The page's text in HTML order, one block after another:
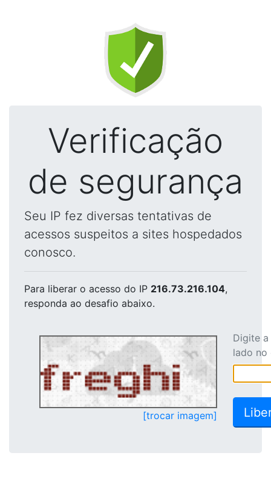
Verificação
de segurança
Seu IP fez diversas tentativas de
acessos suspeitos a sites hospedados
conosco.
Para liberar o acesso do IP 216.73.216.104,
responda ao desafio abaixo.
[trocar imagem]
Digite
lado no